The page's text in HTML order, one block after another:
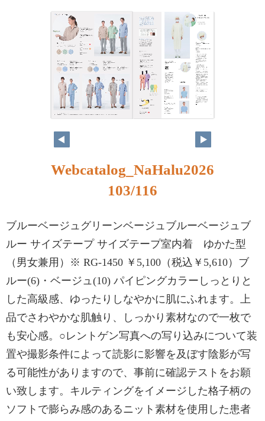
Webcatalog_NaHalu2026
103/116
ブルーベージュグリーンベージュブルーベージュブ
ルー サイズテープ サイズテープ室内着 ゆかた型
（男女兼用）※ RG-1450 ￥5,100（税込￥5,610）ブ
ルー(6)・ベージュ(10) パイピングカラーしっとりと
した高級感、ゆったりしなやかに肌にふれます。上
品でさわやかな肌触り、しっかり素材なので一枚で
も安心感。○レントゲン写真への写り込みについて装
置や撮影条件によって読影に影響を及ぼす陰影が写
る可能性がありますので、事前に確認テストをお願
い致します。キルティングをイメージした格子柄の
ソフトで膨らみ感のあるニット素材を使用した患者